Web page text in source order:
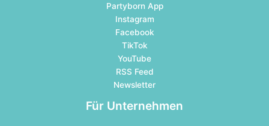
Partyborn App
Instagram
Facebook
TikTok
YouTube
RSS Feed
Newsletter
Für Unternehmen